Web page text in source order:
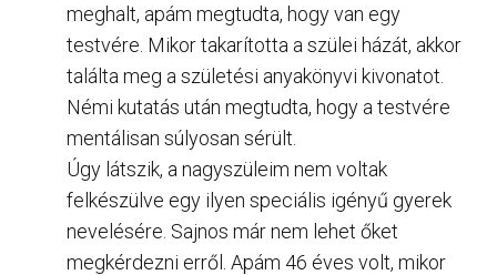
meghalt, apám megtudta, hogy van egy
testvére. Mikor takarította a szülei házát, akkor
találta meg a születési anyakönyvi kivonatot.
Némi kutatás után megtudta, hogy a testvére
mentálisan súlyosan sérült.
Úgy látszik, a nagyszüleim nem voltak
felkészülve egy ilyen speciális igényű gyerek
nevelésére. Sajnos már nem lehet őket
megkérdezni erről. Apám 46 éves volt, mikor